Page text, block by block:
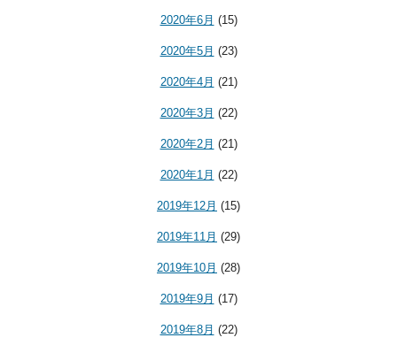
2020年6月 (15)
2020年5月 (23)
2020年4月 (21)
2020年3月 (22)
2020年2月 (21)
2020年1月 (22)
2019年12月 (15)
2019年11月 (29)
2019年10月 (28)
2019年9月 (17)
2019年8月 (22)